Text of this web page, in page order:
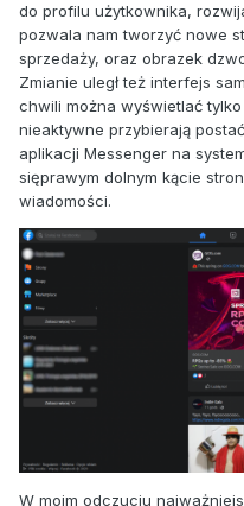
do profilu użytkownika,
pozwala nam tworzyć nowe
sprzedaży, oraz obrazek
Zmianie uległ też interfejs
chwili można wyświetlać
nieaktywne przybierają
aplikacji Messenger na
sięprawym dolnym kącie
wiadomości.
W moim odczuciu